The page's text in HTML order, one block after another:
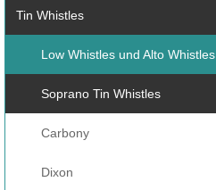
Tin Whistles
Low Whistles und Alto Whistles
Soprano Tin Whistles
Carbony
Dixon